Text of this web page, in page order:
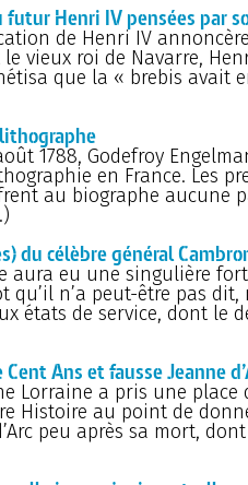
futur Henri IV pensées par
de Henri IV
vieux roi de Navarre,
que la « brebis avait
1788, Godefroy
en France. Les
au biographe aucune
du célèbre général
aura eu une singulière
qu’il n’a peut-être pas dit,
états de service, dont le
Ans et fausse Jeanne
Lorraine a pris une place
Histoire au point de
peu après sa mort,